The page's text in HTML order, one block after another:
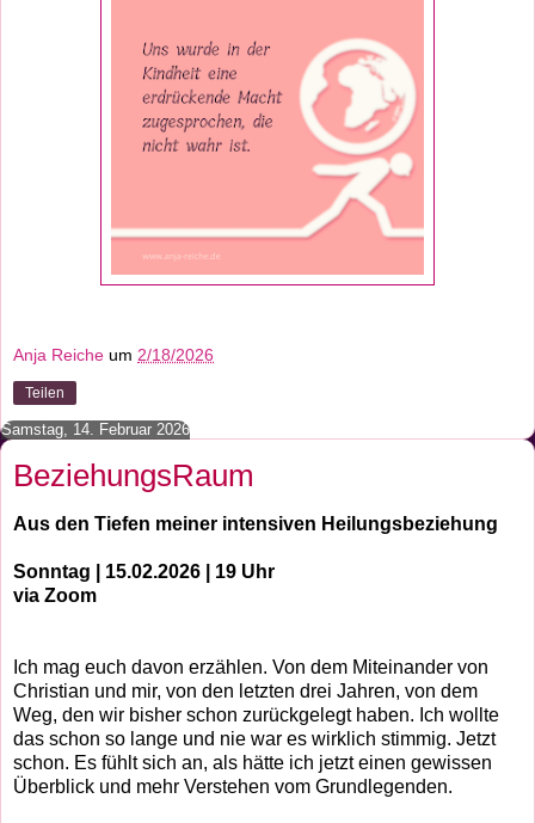
Anja Reiche um 2/18/2026
Teilen
Samstag, 14. Februar 2026
BeziehungsRaum
Aus den Tiefen meiner intensiven Heilungsbeziehung
Sonntag | 15.02.2026 | 19 Uhr
via Zoom
Ich mag euch davon erzählen. Von dem Miteinander von
Christian und mir, von den letzten drei Jahren, von dem
Weg, den wir bisher schon zurückgelegt haben. Ich wollte
das schon so lange und nie war es wirklich stimmig. Jetzt
schon. Es fühlt sich an, als hätte ich jetzt einen gewissen
Überblick und mehr Verstehen vom Grundlegenden.